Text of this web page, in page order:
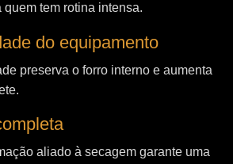
tem rotina intensa.
do equipamento
preserva o forro interno e aumenta
aliado à secagem garante uma